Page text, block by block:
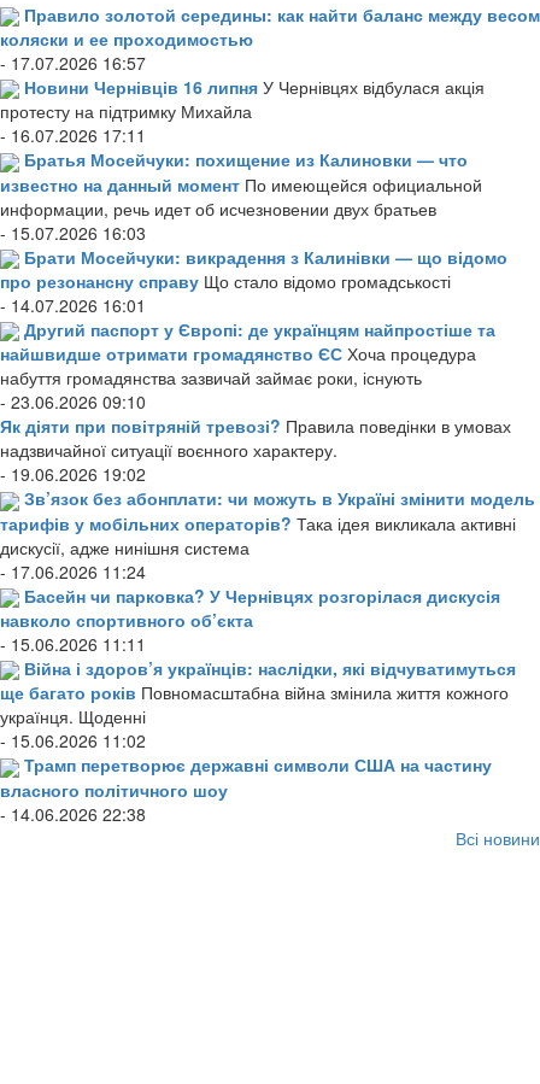
Правило золотой середины: как найти баланс между весом
коляски и ее проходимостью
- 17.07.2026 16:57
Новини Чернівців 16 липня У Чернівцях відбулася акція
протесту на підтримку Михайла
- 16.07.2026 17:11
Братья Мосейчуки: похищение из Калиновки — что
известно на данный момент По имеющейся официальной
информации, речь идет об исчезновении двух братьев
- 15.07.2026 16:03
Брати Мосейчуки: викрадення з Калинівки — що відомо
про резонансну справу Що стало відомо громадськості
- 14.07.2026 16:01
Другий паспорт у Європі: де українцям найпростіше та
найшвидше отримати громадянство ЄС Хоча процедура
набуття громадянства зазвичай займає роки, існують
- 23.06.2026 09:10
Як діяти при повітряній тревозі? Правила поведінки в умовах
надзвичайної ситуації воєнного характеру.
- 19.06.2026 19:02
Зв’язок без абонплати: чи можуть в Україні змінити модель
тарифів у мобільних операторів? Така ідея викликала активні
дискусії, адже нинішня система
- 17.06.2026 11:24
Басейн чи парковка? У Чернівцях розгорілася дискусія
навколо спортивного об’єкта
- 15.06.2026 11:11
Війна і здоров’я українців: наслідки, які відчуватимуться
ще багато років Повномасштабна війна змінила життя кожного
українця. Щоденні
- 15.06.2026 11:02
Трамп перетворює державні символи США на частину
власного політичного шоу
- 14.06.2026 22:38
Всі новини